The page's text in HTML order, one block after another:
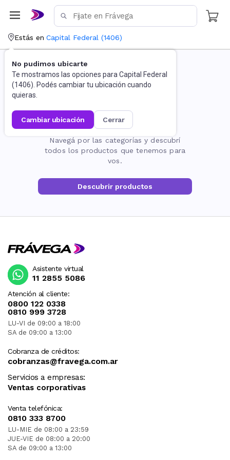
Estás en Capital Federal (1406)
No pudimos ubicarte
Te mostramos las opciones para Capital Federal
(1406). Podés cambiar tu ubicación cuando
quieras.
cambiar ubicación cerrar
La página no existe
Navegá por las categorías y descubrí
todos los productos que tenemos para
vos.
Descubrir productos
Atención al cliente:
0800 122 0338
0810 999 3728
LU-VI de 09:00 a 18:00
SA de 09:00 a 13:00
Cobranza de créditos:
cobranzas@fravega.com.ar
Servicios a empresas:
Ventas corporativas
Venta telefónica:
0810 333 8700
LU-MIE de 08:00 a 23:59
JUE-VIE de 08:00 a 20:00
SA de 09:00 a 13:00
Asistente virtual
11 2855 5086